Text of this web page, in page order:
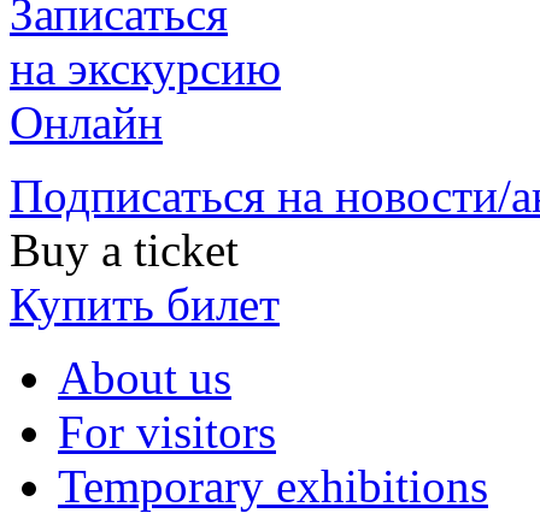
Записаться
на экскурсию
Онлайн
Подписаться на новости/
Buy a ticket
Купить билет
About us
For visitors
Temporary exhibitions